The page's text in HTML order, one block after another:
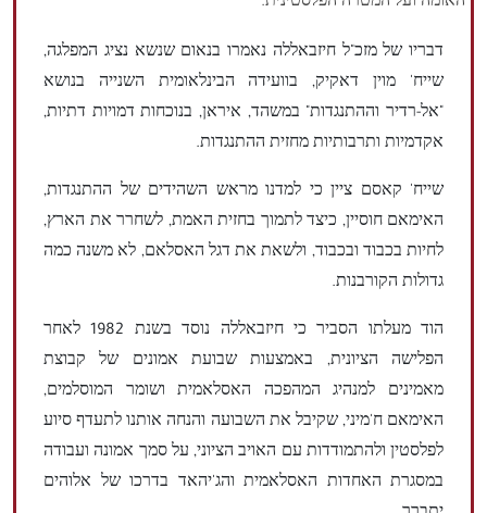
דבריו של מזכ"ל חיזבאללה נאמרו בנאום שנשא נציג המפלגה,
שייח' מוין דאקיק, בוועידה הבינלאומית השנייה בנושא
"אל-רדיר וההתנגדות" במשהד, איראן, בנוכחות דמויות דתיות,
אקדמיות ותרבותיות מחזית ההתנגדות.
שייח' קאסם ציין כי למדנו מראש השהידים של ההתנגדות,
האימאם חוסיין, כיצד לתמוך בחזית האמת, לשחרר את הארץ,
לחיות בכבוד ובכבוד, ולשאת את דגל האסלאם, לא משנה כמה
גדולות הקורבנות.
הוד מעלתו הסביר כי חיזבאללה נוסד בשנת 1982 לאחר
הפלישה הציונית, באמצעות שבועת אמונים של קבוצת
מאמינים למנהיג המהפכה האסלאמית ושומר המוסלמים,
האימאם ח'מיני, שקיבל את השבועה והנחה אותנו לתעדף סיוע
לפלסטין ולהתמודדות עם האויב הציוני, על סמך אמונה ועבודה
במסגרת האחדות האסלאמית והג'יהאד בדרכו של אלוהים